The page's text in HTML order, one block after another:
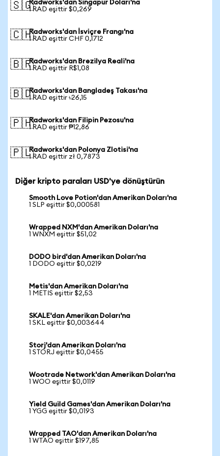
🇸🇬Radworks'dan Singapur Doları'na
1 RAD eşittir $0,269
🇨🇭Radworks'dan İsviçre Frangı'na
1 RAD eşittir CHF 0,1712
🇧🇷Radworks'dan Brezilya Reali'na
1 RAD eşittir R$1,08
🇧🇩Radworks'dan Bangladeş Takası'na
1 RAD eşittir ৳26,15
🇵🇭Radworks'dan Filipin Pezosu'na
1 RAD eşittir ₱12,86
🇵🇱Radworks'dan Polonya Zlotisi'na
1 RAD eşittir zł 0,7873
Diğer kripto paraları USD'ye dönüştürün
Smooth Love Potion'dan Amerikan Doları'na
1 SLP eşittir $0,000581
Wrapped NXM'dan Amerikan Doları'na
1 WNXM eşittir $51,02
DODO bird'dan Amerikan Doları'na
1 DODO eşittir $0,0219
Metis'dan Amerikan Doları'na
1 METIS eşittir $2,53
SKALE'dan Amerikan Doları'na
1 SKL eşittir $0,003644
Storj'dan Amerikan Doları'na
1 STORJ eşittir $0,0455
Wootrade Network'dan Amerikan Doları'na
1 WOO eşittir $0,0119
Yield Guild Games'dan Amerikan Doları'na
1 YGG eşittir $0,0193
Wrapped TAO'dan Amerikan Doları'na
1 WTAO eşittir $197,85